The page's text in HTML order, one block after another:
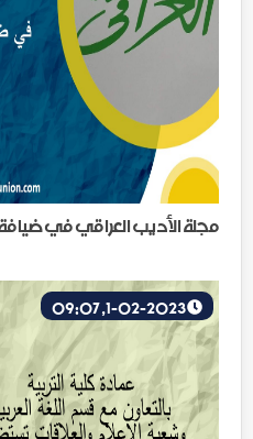
مجلة الأديب العراقي في ضيافة